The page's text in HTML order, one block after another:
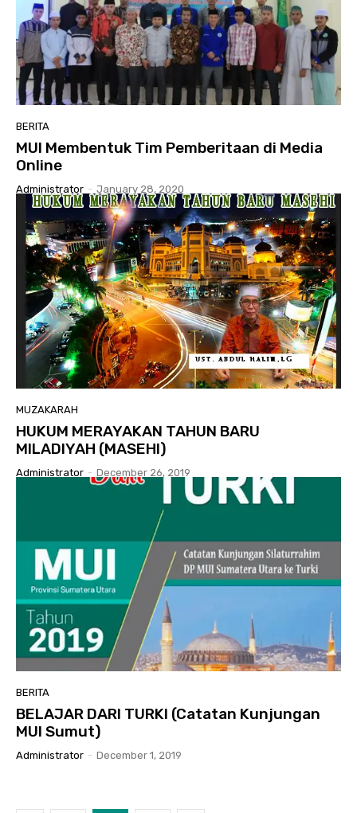
BERITA
MUI Membentuk Tim Pemberitaan di Media
Online
Administrator - January 28, 2020
MUZAKARAH
HUKUM MERAYAKAN TAHUN BARU
MILADIYAH (MASEHI)
Administrator - December 26, 2019
BERITA
BELAJAR DARI TURKI (Catatan Kunjungan
MUI Sumut)
Administrator - December 1, 2019